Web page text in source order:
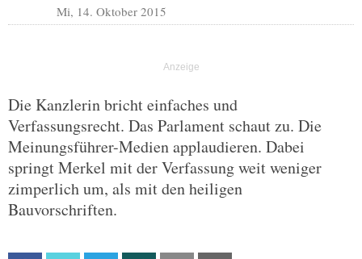
Mi, 14. Oktober 2015
Die Kanzlerin bricht einfaches und
Verfassungsrecht. Das Parlament schaut zu. Die
Meinungsführer-Medien applaudieren. Dabei
springt Merkel mit der Verfassung weit weniger
zimperlich um, als mit den heiligen
Bauvorschriften.